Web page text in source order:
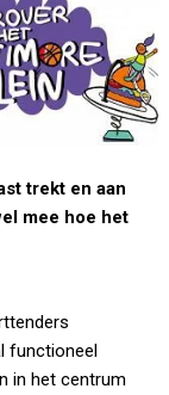
trekt en aan
mee hoe het
functioneel
in het centrum